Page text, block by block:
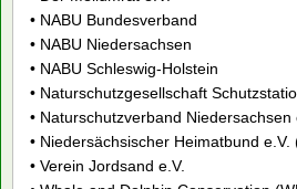
• NABU Bundesverband
• NABU Niedersachsen
• NABU Schleswig-Holstein
• Naturschutzgesellschaft
• Naturschutzverband Niedersachsen
• Niedersächsischer Heimatbund e.V.
• Verein Jordsand e.V.